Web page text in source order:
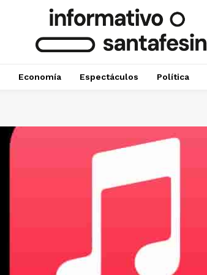
Economía Espectáculos Política